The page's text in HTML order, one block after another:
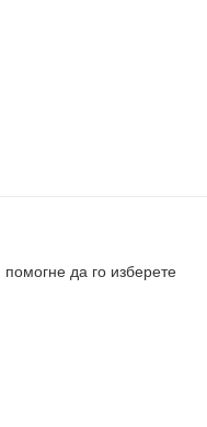
да го изберете